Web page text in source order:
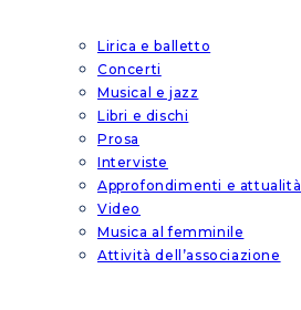
Lirica e balletto
Concerti
Musical e jazz
Libri e dischi
Prosa
Interviste
Approfondimenti e attualità
Video
Musica al femminile
Attività dell’associazione